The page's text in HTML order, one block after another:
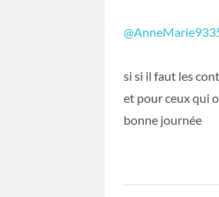
si si il faut les
et pour ceux qui
bonne journée